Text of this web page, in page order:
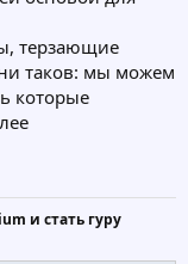
терзающие
таков: мы можем
которые
и стать гуру